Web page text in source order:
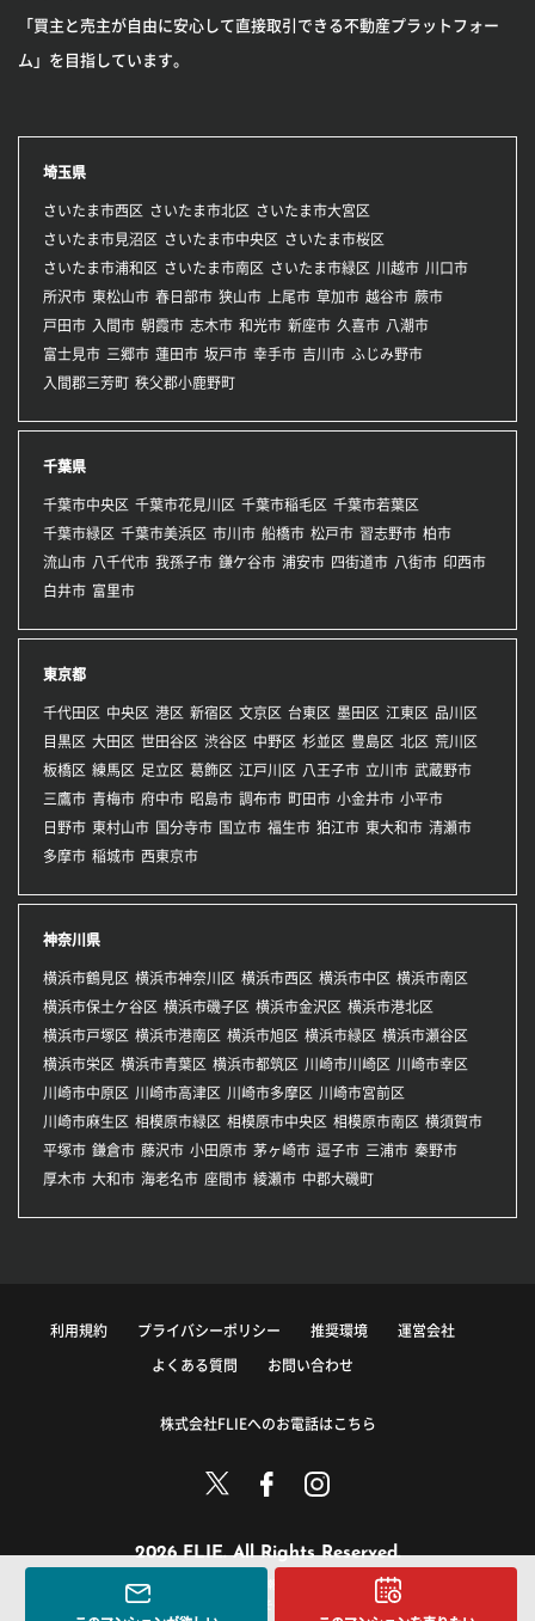
「買主と売主が自由に安心して直接取引できる不動産プラットフォー
ム」を目指しています。
埼玉県
さいたま市西区 さいたま市北区
さいたま市大宮区
さいたま市見沼区
さいたま市中央区
さいたま市桜区
さいたま市浦和区
さいたま市南区 さいたま市緑区 川越市 川口市
所沢市 東松山市 春日部市 狭山市 上尾市 草加市 越谷市 蕨市
戸田市 入間市 朝霞市 志木市 和光市 新座市 久喜市 八潮市
富士見市 三郷市 蓮田市 坂戸市 幸手市 吉川市 ふじみ野市
入間郡三芳町 秩父郡小鹿野町
千葉県
千葉市中央区 千葉市花見川区 千葉市稲毛区 千葉市若葉区
千葉市緑区 千葉市美浜区 市川市 船橋市 松戸市 習志野市 柏市
流山市 八千代市 我孫子市 鎌ケ谷市 浦安市 四街道市 八街市 印西市
白井市 富里市
東京都
千代田区 中央区 港区 新宿区 文京区 台東区 墨田区 江東区 品川区
目黒区 大田区 世田谷区 渋谷区 中野区 杉並区 豊島区 北区 荒川区
板橋区 練馬区 足立区 葛飾区 江戸川区 八王子市 立川市 武蔵野市
三鷹市 青梅市 府中市 昭島市 調布市 町田市 小金井市 小平市
日野市 東村山市 国分寺市 国立市 福生市 狛江市 東大和市 清瀬市
多摩市 稲城市 西東京市
神奈川県
横浜市鶴見区 横浜市神奈川区 横浜市西区 横浜市中区 横浜市南区
横浜市保土ケ谷区 横浜市磯子区 横浜市金沢区 横浜市港北区
横浜市戸塚区 横浜市港南区 横浜市旭区 横浜市緑区 横浜市瀬谷区
横浜市栄区 横浜市青葉区 横浜市都筑区 川崎市川崎区 川崎市幸区
川崎市中原区 川崎市高津区 川崎市多摩区 川崎市宮前区
川崎市麻生区 相模原市緑区 相模原市中央区 相模原市南区 横須賀市
平塚市 鎌倉市 藤沢市 小田原市 茅ヶ崎市 逗子市 三浦市 秦野市
厚木市 大和市 海老名市 座間市 綾瀬市 中郡大磯町
利用規約 プライバシーポリシー 推奨環境 運営会社
よくある質問 お問い合わせ
株式会社FLIEへのお電話はこちら
2026 FLIE. All Rights Reserved.
このサイトに掲載している情報の無断転載を禁止します。
著作権は株式会社FLIEまたはその情報提供者に帰属します。